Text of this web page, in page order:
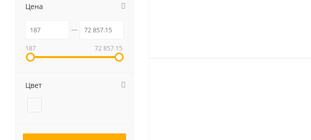
Цена
187 72 857.15
Цвет